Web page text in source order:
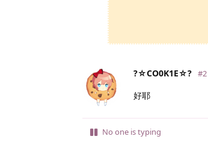
?☆CO0K1E☆? #2
好耶
No one is typing